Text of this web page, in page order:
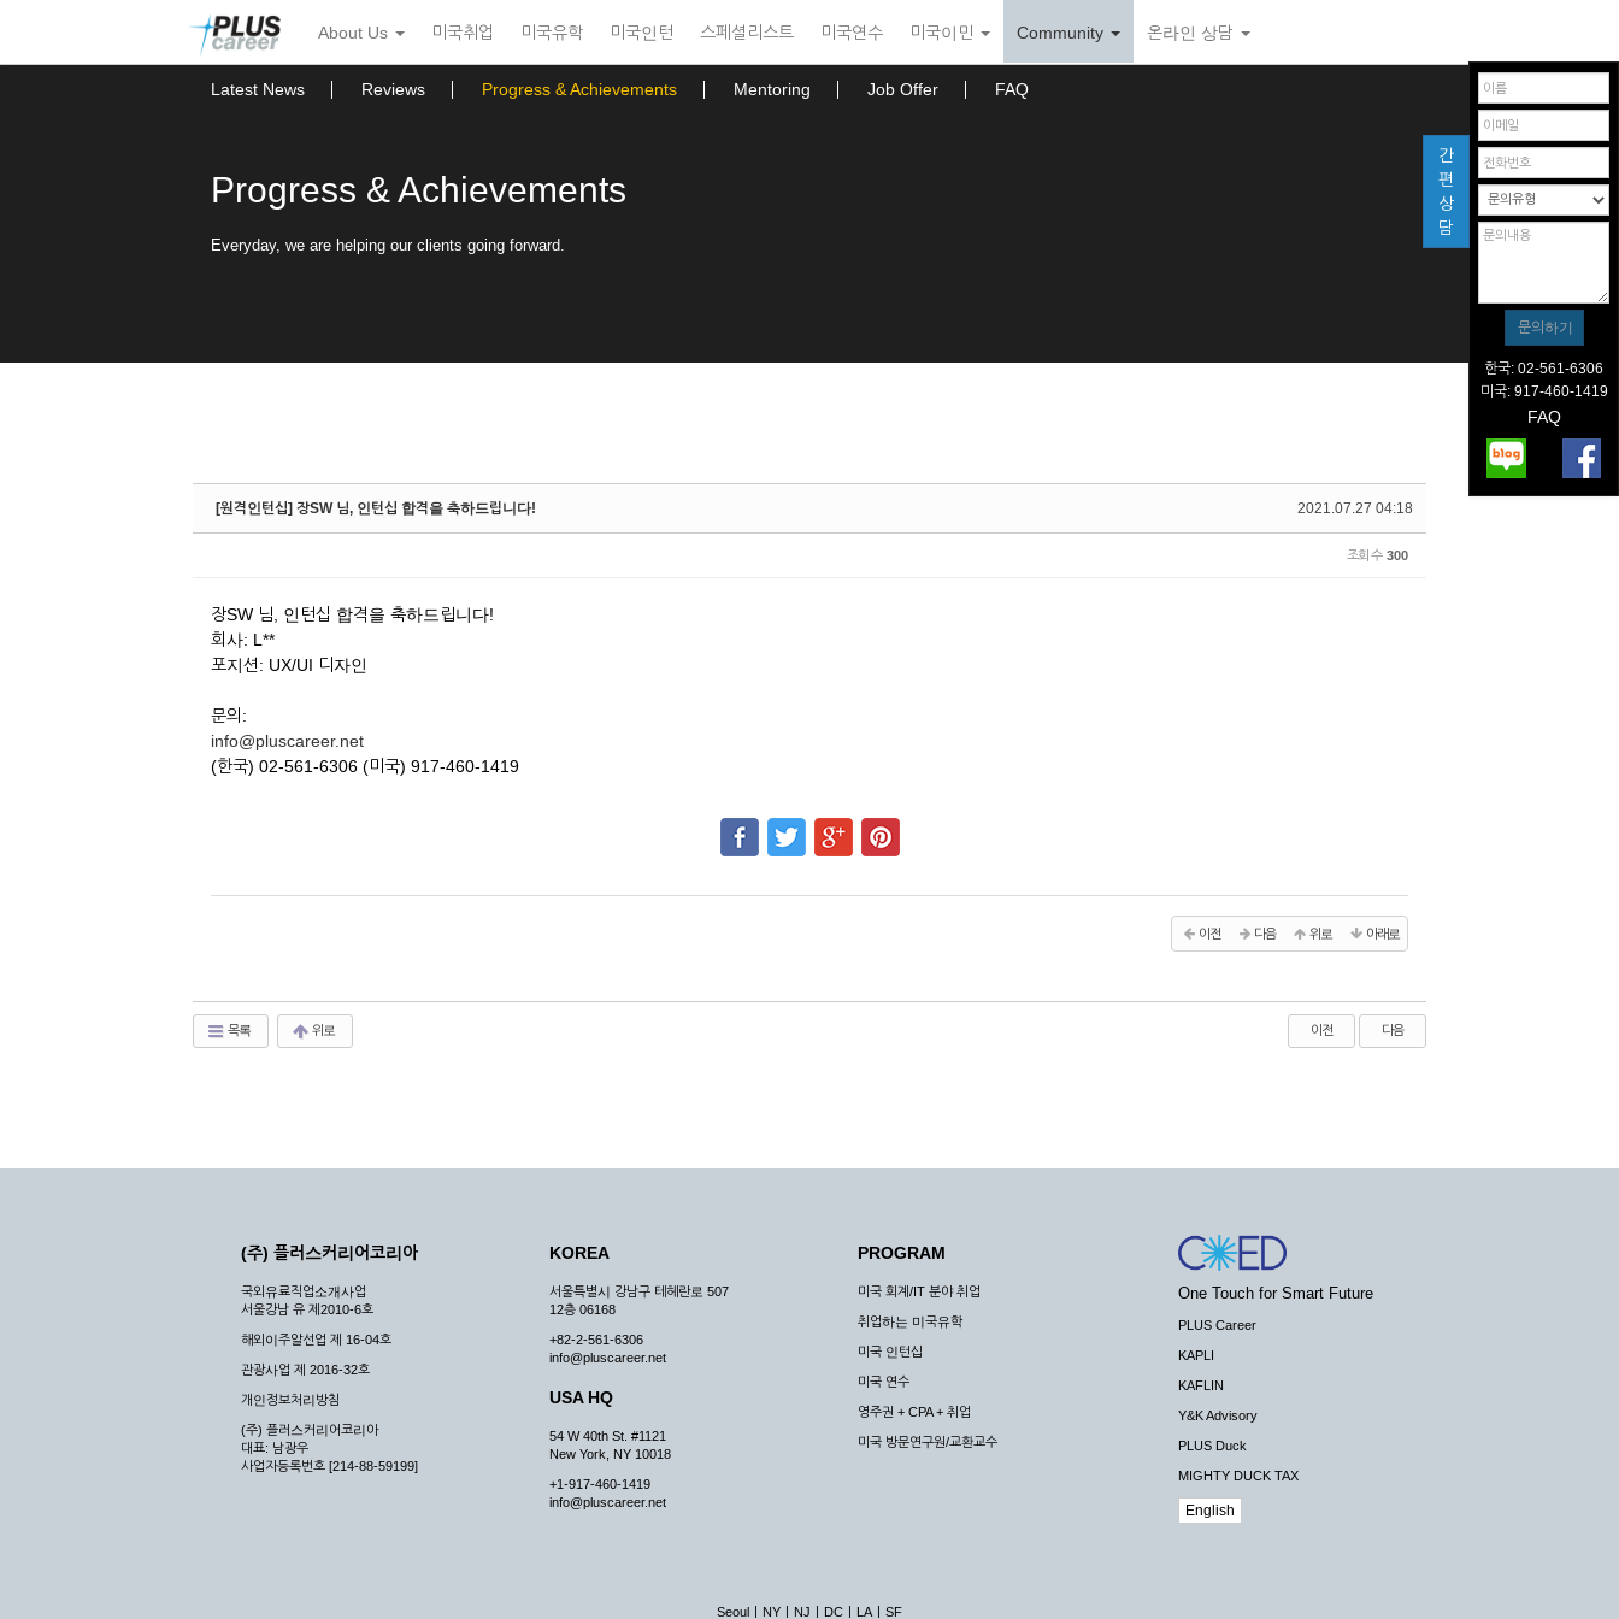
뉴
토
About Us 미국취업 미국유학 미국인턴 스페셜리스트 미국연수 미국이민 Community 온라인 상담
Latest News Reviews Progress & Achievements Mentoring Job Offer FAQ
Progress & Achievements
Everyday, we are helping our clients going forward.
2021.07.27 04:18
[원격인턴십] 장SW 님, 인턴십 합격을 축하드립니다!
조회 수 300
장SW 님, 인턴십 합격을 축하드립니다!
회사: L**
포지션: UX/UI 디자인
문의:
info@pluscareer.net
(한국) 02-561-6306 (미국) 917-460-1419
이전 다음 위로 아래로
목록 위로 이전 다음
간
편
상
담
한국: 02-561-6306
미국: 917-460-1419
FAQ
(주) 플러스커리어코리아
국외유료직업소개사업
서울강남 유 제2010-6호
해외이주알선업 제 16-04호
관광사업 제 2016-32호
개인정보처리방침
(주) 플러스커리어코리아
대표: 남광우
사업자등록번호 [214-88-59199]
KOREA
서울특별시 강남구 테헤란로 507
12층 06168
+82-2-561-6306
info@pluscareer.net
USA HQ
54 W 40th St. #1121
New York, NY 10018
+1-917-460-1419
info@pluscareer.net
PROGRAM
미국 회계/IT 분야 취업
취업하는 미국유학
미국 인턴십
미국 연수
영주권 + CPA + 취업
미국 방문연구원/교환교수
One Touch for Smart Future
PLUS Career
KAPLI
KAFLIN
Y&K Advisory
PLUS Duck
MIGHTY DUCK TAX
English
Seoul NY NJ DC LA SF